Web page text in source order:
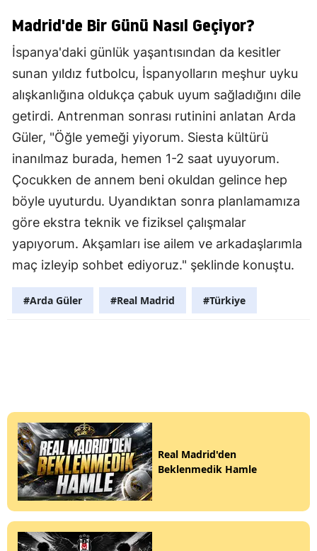
Madrid'de Bir Günü Nasıl Geçiyor?
İspanya'daki günlük yaşantısından da kesitler
sunan yıldız futbolcu, İspanyolların meşhur uyku
alışkanlığına oldukça çabuk uyum sağladığını dile
getirdi. Antrenman sonrası rutinini anlatan Arda
Güler, "Öğle yemeği yiyorum. Siesta kültürü
inanılmaz burada, hemen 1-2 saat uyuyorum.
Çocukken de annem beni okuldan gelince hep
böyle uyuturdu. Uyandıktan sonra planlamamıza
göre ekstra teknik ve fiziksel çalışmalar
yapıyorum. Akşamları ise ailem ve arkadaşlarımla
maç izleyip sohbet ediyoruz." şeklinde konuştu.
#Arda Güler #Real Madrid #Türkiye
Real Madrid'den
Beklenmedik Hamle